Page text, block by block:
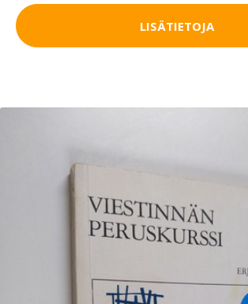
LISÄTIETOJA